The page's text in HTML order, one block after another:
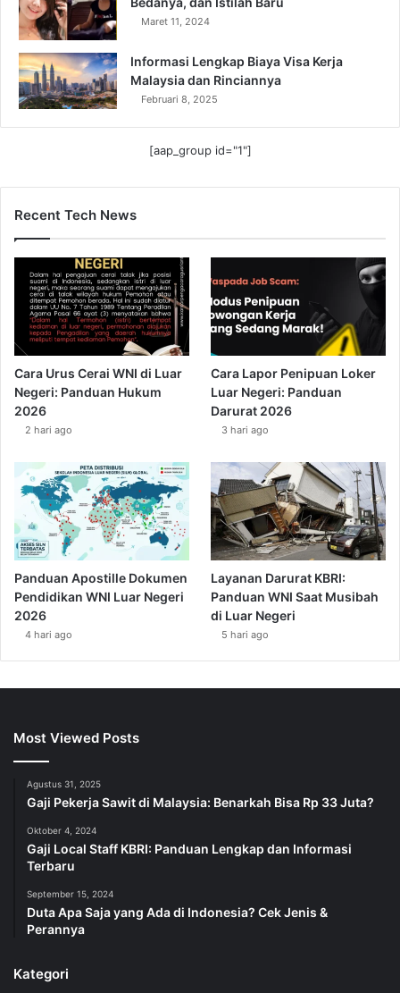
Maret 11, 2024
Informasi Lengkap Biaya Visa Kerja
Malaysia dan Rinciannya
Februari 8, 2025
[aap_group id="1"]
Recent Tech News
Cara Urus Cerai WNI di Luar
Negeri: Panduan Hukum
2026
2 hari ago
Cara Lapor Penipuan Loker
Luar Negeri: Panduan
Darurat 2026
3 hari ago
Panduan Apostille Dokumen
Pendidikan WNI Luar Negeri
2026
4 hari ago
Layanan Darurat KBRI:
Panduan WNI Saat Musibah
di Luar Negeri
5 hari ago
Most Viewed Posts
Agustus 31, 2025
Gaji Pekerja Sawit di Malaysia: Benarkah Bisa Rp 33 Juta?
Oktober 4, 2024
Gaji Local Staff KBRI: Panduan Lengkap dan Informasi
Terbaru
September 15, 2024
Duta Apa Saja yang Ada di Indonesia? Cek Jenis &
Perannya
Kategori